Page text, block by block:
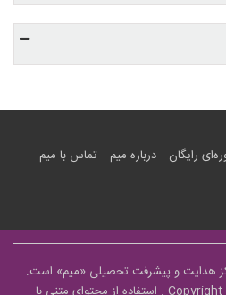
رایگان درباره میم
تماس با میم
هدایت و پیشرفت تحصیلی «میم» است.